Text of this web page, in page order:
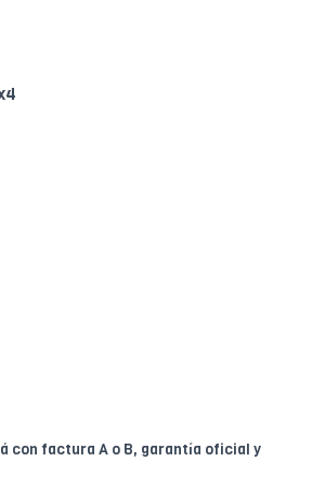
con factura A o B, garantía oficial y